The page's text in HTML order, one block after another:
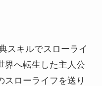
スキルでスローライ
界へ転生した主人公
スローライフを送り